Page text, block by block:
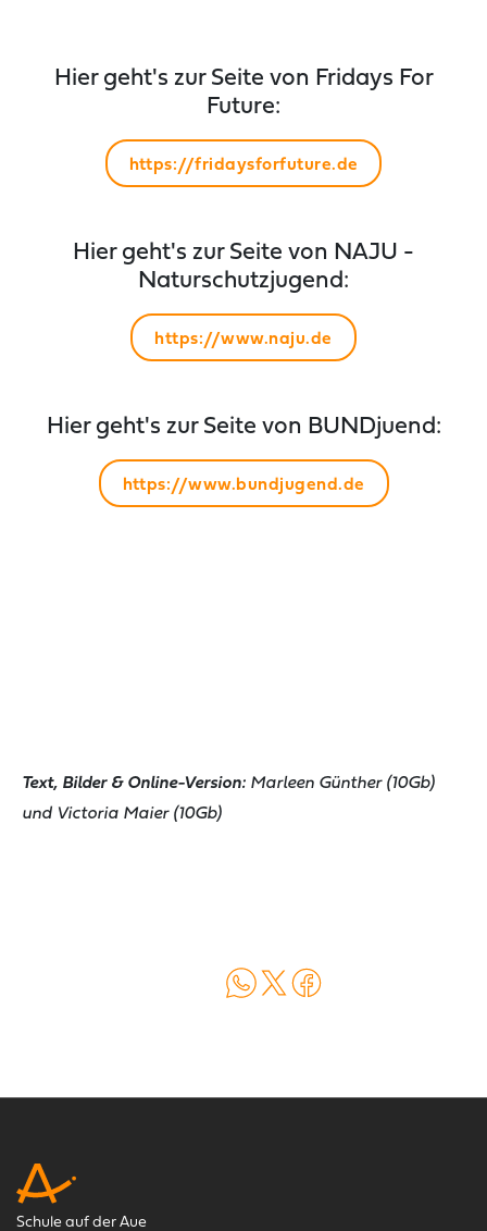
Hier geht's zur Seite von Fridays For
Future:
https://fridaysforfuture.de
Hier geht's zur Seite von NAJU -
Naturschutzjugend:
https://www.naju.de
Hier geht's zur Seite von BUNDjuend:
https://www.bundjugend.de
Text, Bilder & Online-Version: Marleen Günther (10Gb)
und Victoria Maier (10Gb)
Auf WhatsApp teilen
Auf X teilen
Auf Facebook teilen
Schule auf der Aue